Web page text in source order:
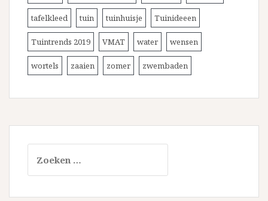
tafelkleed tuin tuinhuisje Tuinideeen
Tuintrends 2019 VMAT water wensen
wortels zaaien zomer zwembaden
naar: